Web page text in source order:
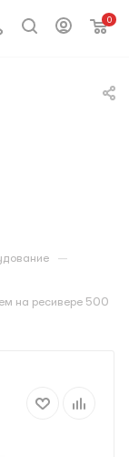
0
—
на ресивере 500